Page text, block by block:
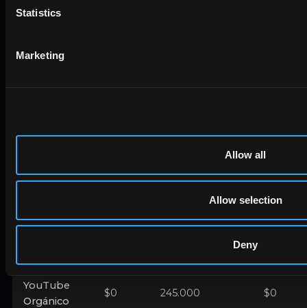
Statistics
Marketing
Allow all
Allow selection
Deny
Rendimiento de Instagram Reels
Visualizaciones
Coste
de
$5.000 850.000 $0,0059
YouTube
Orgánico
$0 245.000 $0